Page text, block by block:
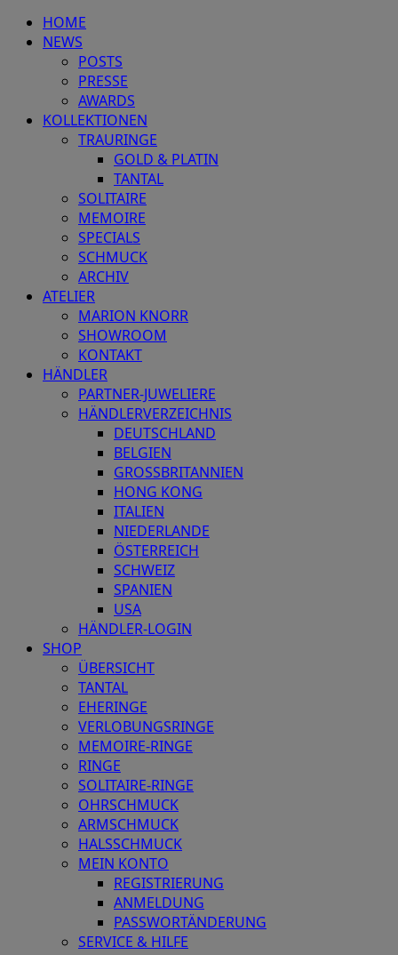
HOME
NEWS
POSTS
PRESSE
AWARDS
KOLLEKTIONEN
TRAURINGE
GOLD & PLATIN
TANTAL
SOLITAIRE
MEMOIRE
SPECIALS
SCHMUCK
ARCHIV
ATELIER
MARION KNORR
SHOWROOM
KONTAKT
HÄNDLER
PARTNER-JUWELIERE
HÄNDLERVERZEICHNIS
DEUTSCHLAND
BELGIEN
GROSSBRITANNIEN
HONG KONG
ITALIEN
NIEDERLANDE
ÖSTERREICH
SCHWEIZ
SPANIEN
USA
HÄNDLER-LOGIN
SHOP
ÜBERSICHT
TANTAL
EHERINGE
VERLOBUNGSRINGE
MEMOIRE-RINGE
RINGE
SOLITAIRE-RINGE
OHRSCHMUCK
ARMSCHMUCK
HALSSCHMUCK
MEIN KONTO
REGISTRIERUNG
ANMELDUNG
PASSWORTÄNDERUNG
SERVICE & HILFE